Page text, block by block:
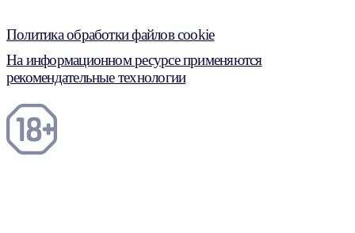
Политика обработки файлов cookie
На информационном ресурсе применяются
рекомендательные технологии